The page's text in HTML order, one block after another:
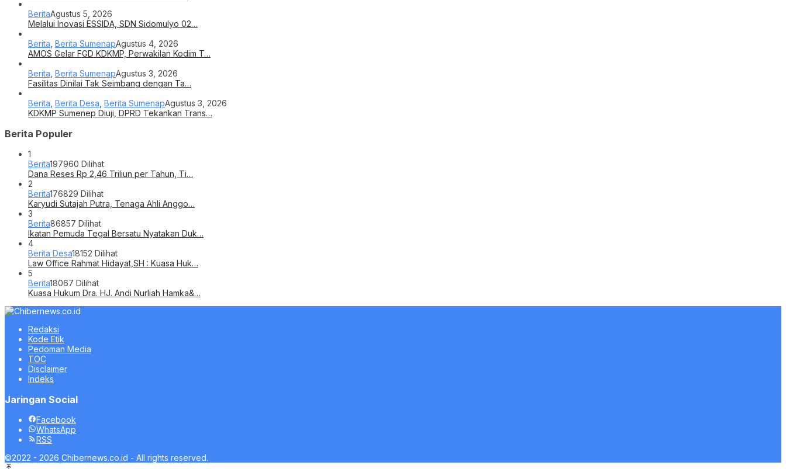
BeritaAgustus 5, 2026
Melalui Inovasi ESSIDA, SDN Sidomulyo 02…
Berita Berita SumenapAgustus 4, 2026
AMOS Gelar FGD KDKMP, Perwakilan Kodim T…
Berita Berita SumenapAgustus 3, 2026
Fasilitas Dinilai Tak Seimbang dengan Ta…
Berita Berita Desa Berita SumenapAgustus 3, 2026
KDKMP Sumenep Diuji, DPRD Tekankan Trans…
Berita Populer
1
Berita197960 Dilihat
Dana Reses Rp 2,46 Triliun per Tahun, Ti…
2
Berita176829 Dilihat
Karyudi Sutajah Putra, Tenaga Ahli Anggo…
3
Berita86857 Dilihat
Ikatan Pemuda Tegal Bersatu Nyatakan Duk…
4
Berita Desa18152 Dilihat
Law Office Rahmat Hidayat,SH : Kuasa Huk…
5
Berita18067 Dilihat
Kuasa Hukum Dra. HJ. Andi Nurliah Hamka&…
Redaksi
Kode Etik
Pedoman Media
TOC
Disclaimer
Indeks
Jaringan Social
Facebook
WhatsApp
RSS
©2022 - 2026 Chibernews.co.id - All rights reserved.